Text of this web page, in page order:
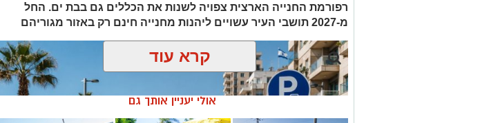
רפורמת החנייה הארצית צפויה לשנות את הכללים גם בבת ים. החל
מ-2027 תושבי העיר עשויים ליהנות מחנייה חינם רק באזור מגוריהם
קרא עוד
אולי יעניין אותך גם